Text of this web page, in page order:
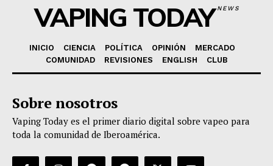
VAPING TODAYNEWS
INICIO CIENCIA POLÍTICA OPINIÓN
MERCADO
COMUNIDAD
REVISIONES ENGLISH CLUB
Sobre nosotros
Vaping Today es el primer diario digital sobre vapeo para
toda la comunidad de Iberoamérica.